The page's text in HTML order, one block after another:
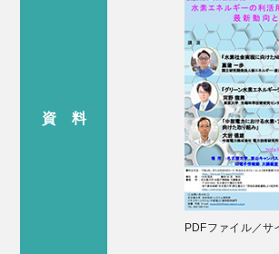
資 料
PDFファイル／サ